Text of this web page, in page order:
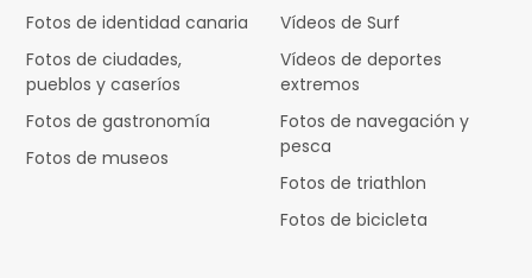
Fotos de identidad canaria
Fotos de ciudades,
pueblos y caseríos
Fotos de gastronomía
Fotos de museos
Vídeos de Surf
Vídeos de deportes
extremos
Fotos de navegación y
pesca
Fotos de triathlon
Fotos de bicicleta